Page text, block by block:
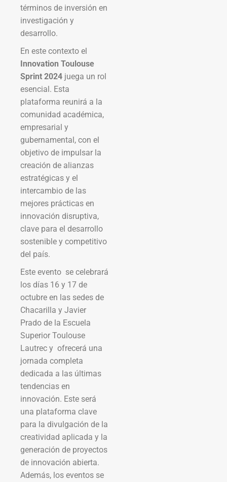
términos de inversión en
investigación y
desarrollo.
En este contexto el
Innovation Toulouse
Sprint 2024 juega un rol
esencial. Esta
plataforma reunirá a la
comunidad académica,
empresarial y
gubernamental, con el
objetivo de impulsar la
creación de alianzas
estratégicas y el
intercambio de las
mejores prácticas en
innovación disruptiva,
clave para el desarrollo
sostenible y competitivo
del país.
Este evento se celebrará
los días 16 y 17 de
octubre en las sedes de
Chacarilla y Javier
Prado de la Escuela
Superior Toulouse
Lautrec y ofrecerá una
jornada completa
dedicada a las últimas
tendencias en
innovación. Este será
una plataforma clave
para la divulgación de la
creatividad aplicada y la
generación de proyectos
de innovación abierta.
Además, los eventos se